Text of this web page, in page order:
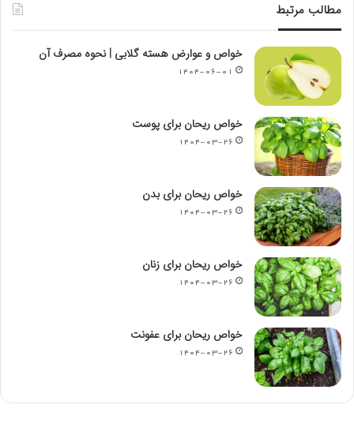
مطالب مرتبط
خواص و عوارض هسته گلابی | نحوه مصرف آن
۱۴۰۴-۰۶-۰۱
خواص ریحان برای پوست
۱۴۰۴-۰۳-۲۶
خواص ریحان برای بدن
۱۴۰۴-۰۳-۲۶
خواص ریحان برای زنان
۱۴۰۴-۰۳-۲۶
خواص ریحان برای عفونت
۱۴۰۴-۰۳-۲۶